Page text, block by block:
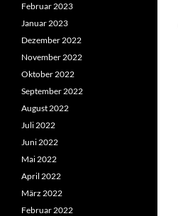
Februar 2023
Januar 2023
Dezember 2022
November 2022
Oktober 2022
September 2022
August 2022
Juli 2022
Juni 2022
Mai 2022
April 2022
März 2022
Februar 2022